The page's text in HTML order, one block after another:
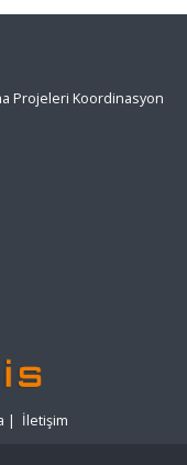
Projeleri Koordinasyon
| İletişim